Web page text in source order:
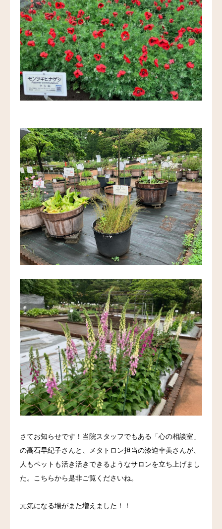
さてお知らせです！当院スタッフでもある「心の相談室」
の高石早紀子さんと、メタトロン担当の漆迫幸美さんが、
人もペットも活き活きできるようなサロンを立ち上げまし
た。こちらから是非ご覧くださいね。
元気になる場がまた増えました！！